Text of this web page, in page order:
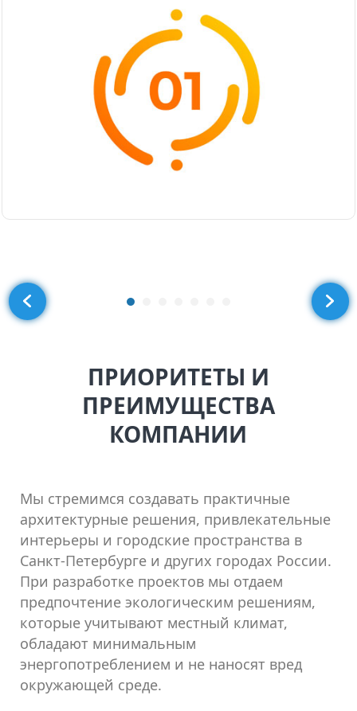
ПРИОРИТЕТЫ И
ПРЕИМУЩЕСТВА
КОМПАНИИ
Мы стремимся создавать практичные
архитектурные решения, привлекательные
интерьеры и городские пространства в
Санкт-Петербурге и других городах России.
При разработке проектов мы отдаем
предпочтение экологическим решениям,
которые учитывают местный климат,
обладают минимальным
энергопотреблением и не наносят вред
окружающей среде.